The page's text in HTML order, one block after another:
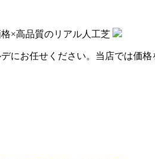
×高品質のリアル人工芝
にお任せください。当店では価